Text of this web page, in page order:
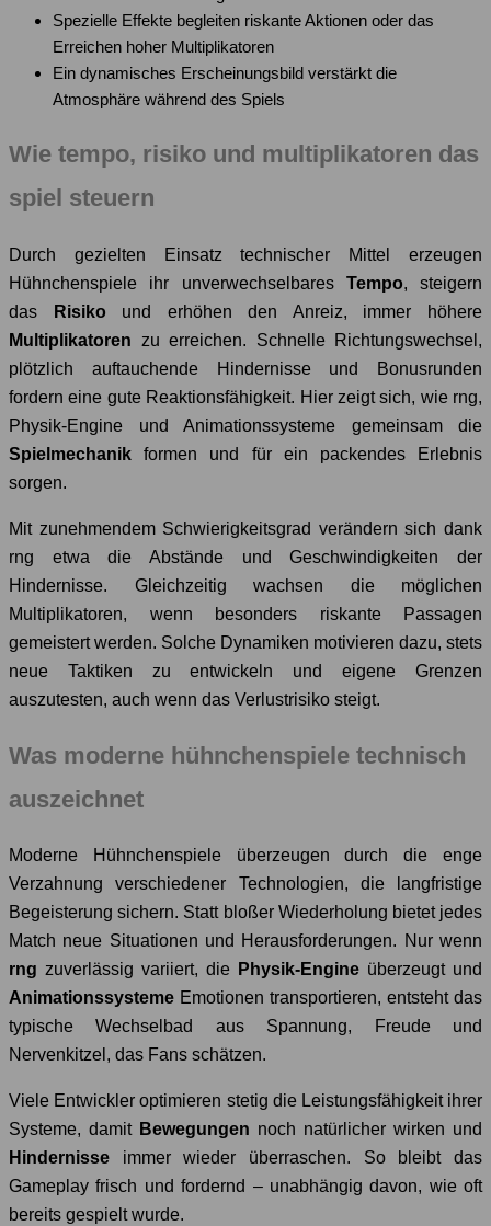
Spezielle Effekte begleiten riskante Aktionen oder das
Erreichen hoher Multiplikatoren
Ein dynamisches Erscheinungsbild verstärkt die
Atmosphäre während des Spiels
Wie tempo, risiko und multiplikatoren das
spiel steuern
Durch gezielten Einsatz technischer Mittel erzeugen
Hühnchenspiele ihr unverwechselbares Tempo, steigern
das
Risiko und erhöhen den Anreiz, immer höhere
Multiplikatoren zu erreichen. Schnelle Richtungswechsel,
plötzlich auftauchende Hindernisse und Bonusrunden
fordern eine gute Reaktionsfähigkeit. Hier zeigt sich, wie rng,
Physik-Engine und Animationssysteme gemeinsam die
Spielmechanik formen und für ein packendes Erlebnis
sorgen.
Mit zunehmendem Schwierigkeitsgrad verändern sich dank
rng etwa die Abstände und Geschwindigkeiten der
Hindernisse. Gleichzeitig wachsen die möglichen
Multiplikatoren, wenn besonders riskante Passagen
gemeistert werden. Solche Dynamiken motivieren dazu, stets
neue Taktiken zu entwickeln und eigene Grenzen
auszutesten, auch wenn das Verlustrisiko steigt.
Was moderne hühnchenspiele technisch
auszeichnet
Moderne Hühnchenspiele überzeugen durch die enge
Verzahnung verschiedener Technologien, die langfristige
Begeisterung sichern. Statt bloßer Wiederholung bietet jedes
Match neue Situationen und Herausforderungen. Nur wenn
rng zuverlässig variiert, die Physik-Engine überzeugt und
Animationssysteme Emotionen transportieren, entsteht das
typische Wechselbad aus Spannung, Freude und
Nervenkitzel, das Fans schätzen.
Viele Entwickler optimieren stetig die Leistungsfähigkeit ihrer
Systeme, damit Bewegungen noch natürlicher wirken und
Hindernisse immer wieder überraschen. So bleibt das
Gameplay frisch und fordernd – unabhängig davon, wie oft
bereits gespielt wurde.